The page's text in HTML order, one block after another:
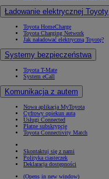
Ładowanie elektrycznej Toyoty
Toyota HomeCharge
Toyota Charging Network
Jak naładować elektryczną Toyotę?
Systemy bezpieczeństwa
Toyota T-Mate
System eCall
Komunikacja z autem
Nowa aplikacja MyToyota
Cyfrowy opiekun auta
Usługi Connected
Płatne subskrypcje
Toyota Connectivity Match
Skontaktuj się z nami
Polityka ciasteczek
Deklaracja dostępności
(Opens in new window)